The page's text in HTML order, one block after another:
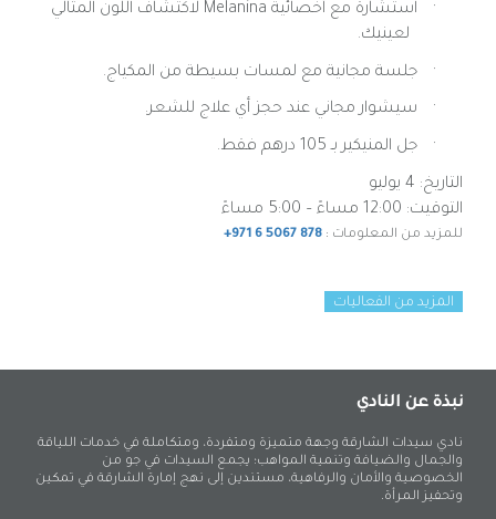
·
استشارة مع أخصائية Melanina لاكتشاف اللون المثالي
لعينيك.
· جلسة مجانية مع لمسات بسيطة من المكياج.
· سيشوار مجاني عند حجز أي علاج للشعر.
· جل المنيكير بـ 105 درهم فقط.
التاريخ: 4 يوليو
التوقيت: 1 2:00 مساءً – 5:00 مساءً
للمزيد من المعلومات : +971 6 5067 878
المزيد من الفعاليات
نبذة عن النادي
نادي سيدات الشارقة وجهة متميزة ومتفردة، ومتكاملة في خدمات اللياقة
والجمال والضيافة وتنمية المواهب؛ يجمع السيدات في جو من
الخصوصية والأمان والرفاهية، مستندين إلى نهج إمارة الشارقة في تمكين
وتحفيز المرأة.